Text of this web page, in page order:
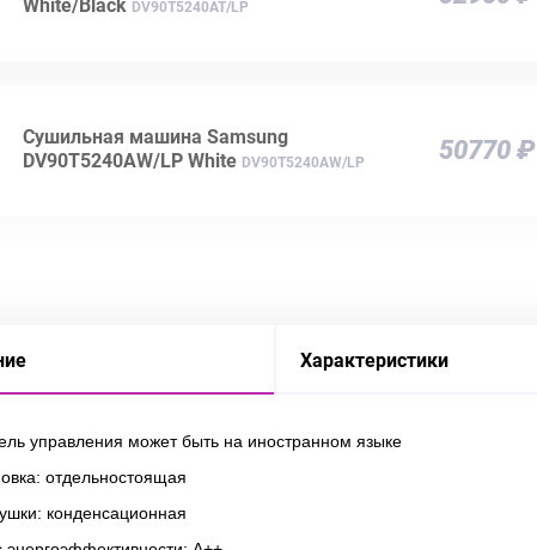
White/Black DV90T5240AT/LP
Сушильная машина Samsung
DV90T5240AW/LP White DV90T5240AW/LP 50770 ₽
Характеристики
управления может быть на иностранном языке
отдельностоящая
конденсационная